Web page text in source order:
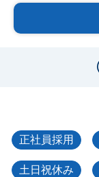
正社員採用
土日祝休み